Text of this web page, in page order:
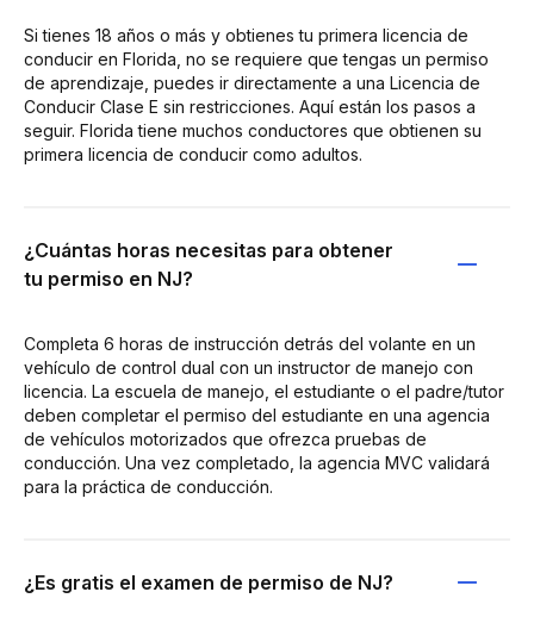
Si tienes 18 años o más y obtienes tu primera licencia de
conducir en Florida, no se requiere que tengas un permiso
de aprendizaje, puedes ir directamente a una Licencia de
Conducir Clase E sin restricciones. Aquí están los pasos a
seguir. Florida tiene muchos conductores que obtienen su
primera licencia de conducir como adultos.
¿Cuántas horas necesitas para obtener
tu permiso en NJ?
Completa 6 horas de instrucción detrás del volante en un
vehículo de control dual con un instructor de manejo con
licencia. La escuela de manejo, el estudiante o el padre/tutor
deben completar el permiso del estudiante en una agencia
de vehículos motorizados que ofrezca pruebas de
conducción. Una vez completado, la agencia MVC validará
para la práctica de conducción.
¿Es gratis el examen de permiso de NJ?